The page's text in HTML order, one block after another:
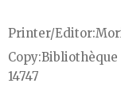
Printer/Editor
Copy Bibliothèque
14747